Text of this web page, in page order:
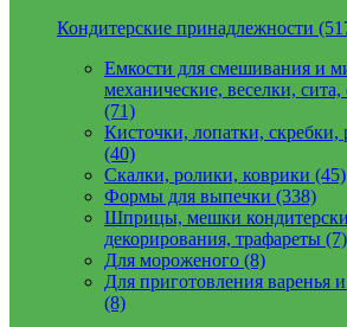
Кондитерские принадлежности
Емкости для смешивания и
механические, веселки,
(71)
Кисточки, лопатки, скребки,
(40)
Скалки, ролики, коврики (45)
Формы для выпечки (338)
Шприцы, мешки
декорирования, трафареты (7)
Для мороженого (8)
Для приготовления варенья
(8)